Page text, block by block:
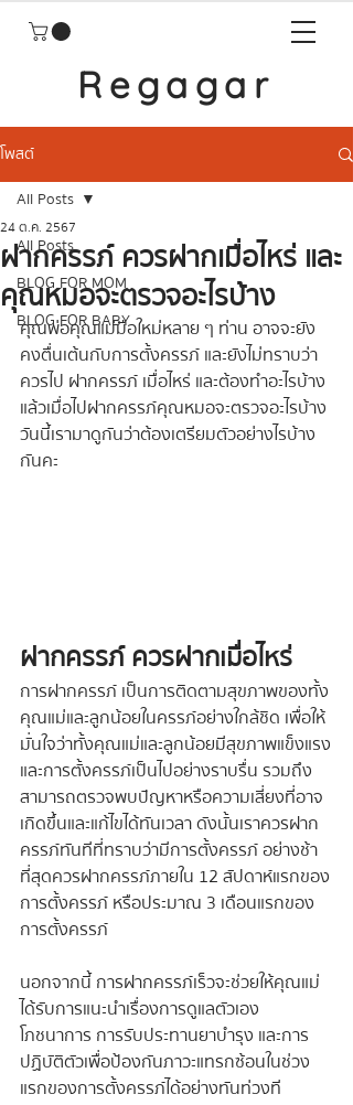
Regagar
โพสต์
All Posts
BLOG FOR MOM
BLOG FOR BABY
All Posts
ฝากครรภ์ ควรฝากเมื่อไหร่ และ
คุณหมอจะตรวจอะไรบ้าง
24 ต.ค. 2567
คุณพ่อคุณแม่มือใหม่หลาย ๆ ท่าน อาจจะยัง
คงตื่นเต้นกับการตั้งครรภ์ และยังไม่ทราบว่า
ควรไป ฝากครรภ์ เมื่อไหร่ และต้องทำอะไรบ้าง
แล้วเมื่อไปฝากครรภ์คุณหมอจะตรวจอะไรบ้าง
วันนี้เรามาดูกันว่าต้องเตรียมตัวอย่างไรบ้าง
กันคะ
ฝากครรภ์ ควรฝากเมื่อไหร่
การฝากครรภ์ เป็นการติดตามสุขภาพของทั้ง
คุณแม่และลูกน้อยในครรภ์อย่างใกล้ชิด เพื่อให้
มั่นใจว่าทั้งคุณแม่และลูกน้อยมีสุขภาพแข็งแรง
และการตั้งครรภ์เป็นไปอย่างราบรื่น รวมถึง
สามารถตรวจพบปัญหาหรือความเสี่ยงที่อาจ
เกิดขึ้นและแก้ไขได้ทันเวลา ดังนั้นเราควรฝาก
ครรภ์ทันทีที่ทราบว่ามีการตั้งครรภ์ อย่างช้า
ที่สุดควรฝากครรภ์ภายใน 12 สัปดาห์แรกของ
การตั้งครรภ์ หรือประมาณ 3 เดือนแรกของ
การตั้งครรภ์
นอกจากนี้ การฝากครรภ์เร็วจะช่วยให้คุณแม่
ได้รับการแนะนำเรื่องการดูแลตัวเอง
โภชนาการ การรับประทานยาบำรุง และการ
ปฏิบัติตัวเพื่อป้องกันภาวะแทรกซ้อนในช่วง
แรกของการตั้งครรภ์ได้อย่างทันท่วงที